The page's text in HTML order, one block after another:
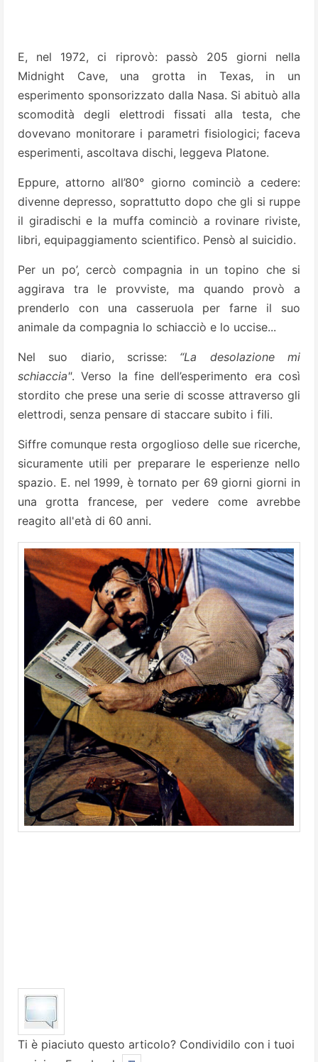
E, nel 1972, ci riprovò: passò 205 giorni nella
Midnight Cave, una grotta in Texas, in un
esperimento sponsorizzato dalla Nasa. Si abituò alla
scomodità degli elettrodi fissati alla testa, che
dovevano monitorare i parametri fisiologici; faceva
esperimenti, ascoltava dischi, leggeva Platone.
Eppure, attorno all’80° giorno cominciò a cedere:
divenne depresso, soprattutto dopo che gli si ruppe
il giradischi e la muffa cominciò a rovinare riviste,
libri, equipaggiamento scientifico. Pensò al suicidio.
Per un po’, cercò compagnia in un topino che si
aggirava tra le provviste, ma quando provò a
prenderlo con una casseruola per farne il suo
animale da compagnia lo schiacciò e lo uccise...
Nel suo diario, scrisse: “La desolazione mi
schiaccia". Verso la fine dell’esperimento era così
stordito che prese una serie di scosse attraverso gli
elettrodi, senza pensare di staccare subito i fili.
Siffre comunque resta orgoglioso delle sue ricerche,
sicuramente utili per preparare le esperienze nello
spazio. E. nel 1999, è tornato per 69 giorni giorni in
una grotta francese, per vedere come avrebbe
reagito all'età di 60 anni.
Ti è piaciuto questo articolo? Condividilo con i tuoi